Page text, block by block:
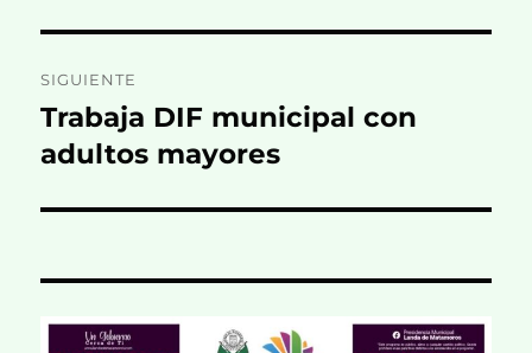
SIGUIENTE
Entrada
siguiente:
Trabaja DIF municipal con
adultos mayores